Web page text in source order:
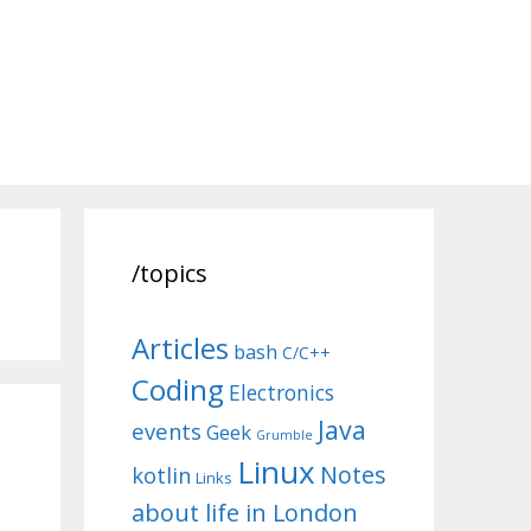
/topics
Articles bash C/C++
Coding Electronics
events Geek Grumble Java
kotlin Links Linux Notes
about life in London